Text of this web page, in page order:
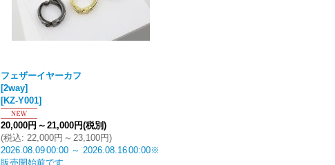
フェザーイヤーカフ
[2way]
[KZ-Y001]
20,000円 ～ 21,000円(税別)
(税込: 22,000円 ～ 23,100円)
2026.08.0900:00 ～ 2026.08.1600:00※
販売開始前です